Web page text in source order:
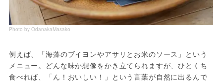
Photo by OdanakaMasako
例えば、「海藻のブイヨンやアサリとお米のソース」という
メニュー。どんな味か想像をかき立てられますが、ひとくち
食べれば、「ん！おいしい！」という言葉が自然に出るんで